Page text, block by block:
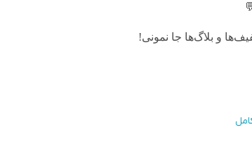
و بلاگ‌ها جا نمونی!